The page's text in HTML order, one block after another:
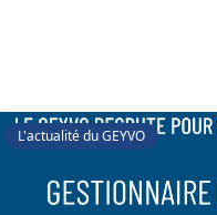
L'actualité du GEYVO